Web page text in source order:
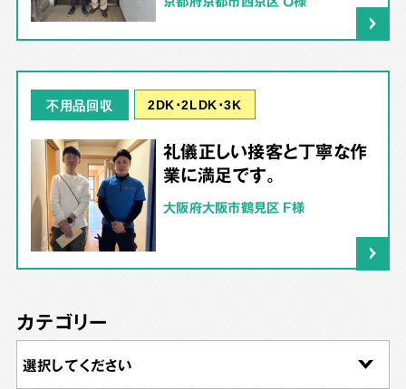
不用品回収 2DK･2LDK･3K
礼儀正しい接客と丁寧な作
業に満足です。
大阪府大阪市鶴見区 F様
カテゴリー